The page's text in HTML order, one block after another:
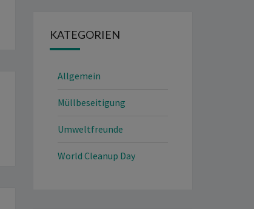
KATEGORIEN
Allgemein
Müllbeseitigung
Umweltfreunde
World Cleanup Day